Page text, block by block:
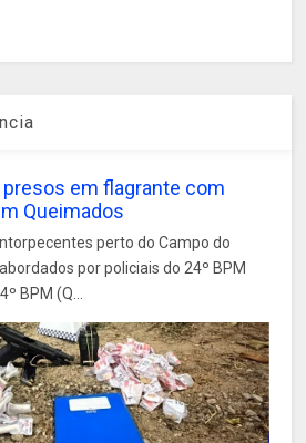
em flagrante com
Queimados
perto do Campo do
por policiais do 24º BPM
BPM (Q...